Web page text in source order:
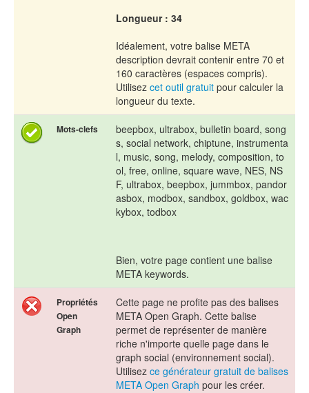
Longueur : 34
Idéalement, votre balise META
description devrait contenir entre 70 et
160 caractères (espaces compris).
Utilisez cet outil gratuit pour calculer la
longueur du texte.
Mots-clefs
beepbox, ultrabox, bulletin board, song
s, social network, chiptune, instrumenta
l, music, song, melody, composition, to
ol, free, online, square wave, NES, NS
F, ultrabox, beepbox, jummbox, pandor
asbox, modbox, sandbox, goldbox, wac
kybox, todbox
Bien, votre page contient une balise
META keywords.
Propriétés
Open
Graph
Cette page ne profite pas des balises
META Open Graph. Cette balise
permet de représenter de manière
riche n'importe quelle page dans le
graph social (environnement social).
Utilisez ce générateur gratuit de balises
META Open Graph pour les créer.